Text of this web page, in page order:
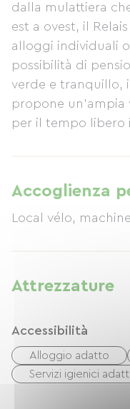
dalla mulattiera
est a ovest, il
alloggi individuali
possibilità di
verde e tranquillo,
propone un'ampia
per il tempo libero
(max 120 persone)
ordinazione.
Accoglienza
Local vélo,
Attrezzature
Accessibilità
Alloggio adatto
Servizi igienici